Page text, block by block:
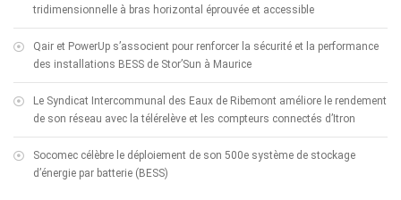
tridimensionnelle à bras horizontal éprouvée et accessible
Qair et PowerUp s’associent pour renforcer la sécurité et la performance
des installations BESS de Stor’Sun à Maurice
Le Syndicat Intercommunal des Eaux de Ribemont améliore le rendement
de son réseau avec la télérelève et les compteurs connectés d’Itron
Socomec célèbre le déploiement de son 500e système de stockage
d’énergie par batterie (BESS)